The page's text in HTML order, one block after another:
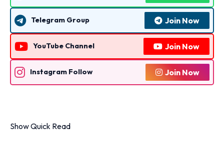
Telegram Group Join Now
YouTube Channel Join Now
Instagram Follow Join Now
Show Quick Read